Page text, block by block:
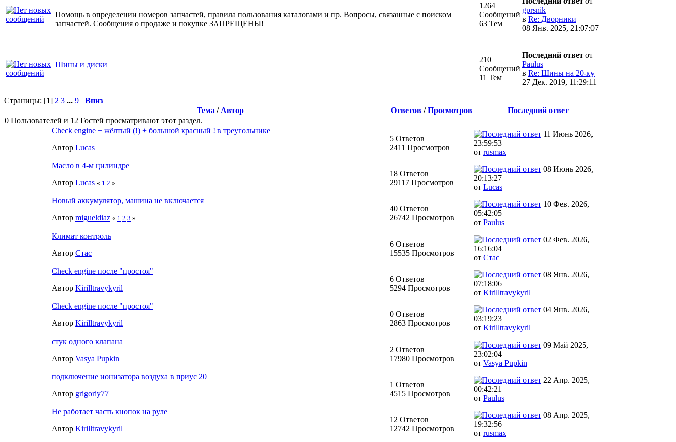
Помощь в определении номеров запчастей, правила пользования каталогами и пр. Вопросы, связанные с поиском
запчастей. Сообщения о продаже и покупке ЗАПРЕЩЕНЫ!
1264
Сообщений
63 Тем
gprsnik
в Re: Дворники
08 Янв. 2025, 21:07:07
Шины и диски
210
Сообщений
11 Тем
Последний ответ от
Paulus
в Re: Шины на 20-ку
27 Дек. 2019, 11:29:11
Страницы: [1] 2 3 ... 9
Вниз
Тема /Автор Ответов/Просмотров
Последний ответ
0 Пользователей и 12 Гостей просматривают этот раздел.
Check engine + жёлтый (!) + большой красный ! в треугольнике
Автор Lucas
5 Ответов
2411 Просмотров
11 Июнь 2026,
23:59:53
от rusmax
Масло в 4-м цилиндре
Автор Lucas « 1 2 »
18 Ответов
29117 Просмотров
08 Июнь 2026,
20:13:27
от Lucas
Новый аккумулятор, машина не включается
Автор migueldiaz « 1 2 3 »
40 Ответов
26742 Просмотров
10 Фев. 2026,
05:42:05
от Paulus
Климат контроль
Автор Стаc
6 Ответов
15535 Просмотров
02 Фев. 2026,
16:16:04
от Стаc
Check engine после "простоя"
Автор Kirilltravykyril
6 Ответов
5294 Просмотров
08 Янв. 2026,
07:18:06
от Kirilltravykyril
Check engine после "простоя"
Автор Kirilltravykyril
0 Ответов
2863 Просмотров
04 Янв. 2026,
03:19:23
от Kirilltravykyril
стук одного клапана
Автор Vasya Pupkin
2 Ответов
17980 Просмотров
09 Май 2025,
23:02:04
от Vasya Pupkin
подключение ионизатора воздуха в приус 20
Автор grigoriy77
1 Ответов
4515 Просмотров
22 Апр. 2025,
00:42:21
от Paulus
Не работает часть кнопок на руле
Автор Kirilltravykyril
12 Ответов
12742 Просмотров
08 Апр. 2025,
19:32:56
от rusmax